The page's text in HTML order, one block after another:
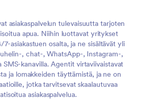
asiakaspalvelun tulevaisuutta tarjoten
apua. Niihin luottavat yritykset
7-asiakastuen osalta, ja ne sisältävät yli
, chat-, WhatsApp-, Instagram-,
SMS-kanavilla. Agentit virtaviivaistavat
ja lomakkeiden täyttämistä, ja ne on